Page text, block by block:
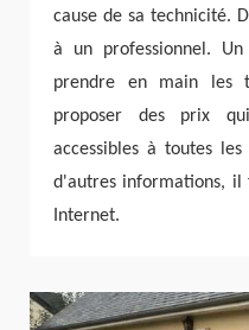
cause de sa technicité.
à un professionnel.
prendre en main les
proposer des prix
accessibles à toutes les
d'autres informations, il
Internet.